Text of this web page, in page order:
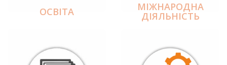
ОСВІТА МІЖНАРОДНА
ДІЯЛЬНІCТЬ